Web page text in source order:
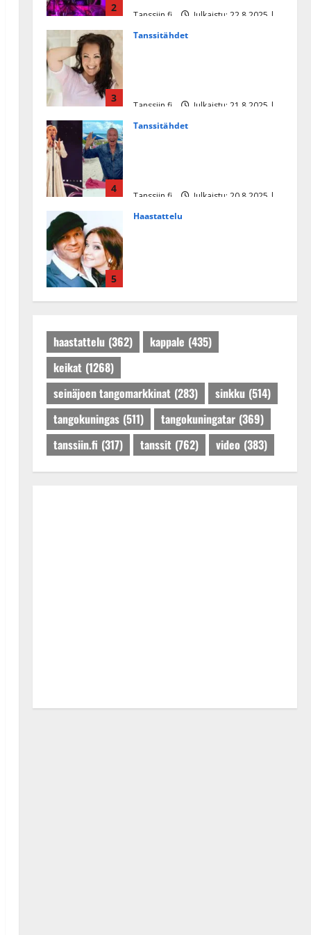
2
Tanssiin.fi
Julkaistu: 22.8.2025 |
3
Tanssitähdet
Tanssiin.fi
Julkaistu: 21.8.2025 |
4
Tanssitähdet
Tanssiin.fi
Julkaistu: 20.8.2025 |
5
Haastattelu
Tanssiin.fi
Julkaistu: 27.4.2025 |
haastattelu (362) kappale (435)
keikat (1268)
seinäjoen tangomarkkinat (283) sinkku (514)
tangokuningas (511) tangokuningatar (369)
tanssiin.fi (317) tanssit (762) video (383)